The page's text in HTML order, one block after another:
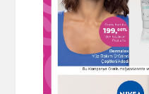
Gezi & Seyahat
Giyim
İçecekler
Kırtasiye Kişisel
Küçük Ev Aletleri
Meyve &
Oyuncak
Sağlık Süt
Un & Şeker & Yağ
Yapı & Teknik